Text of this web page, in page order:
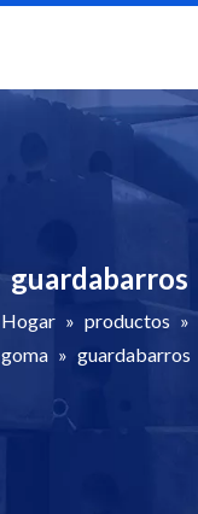
guardabarros
Hogar » productos »
goma » guardabarros